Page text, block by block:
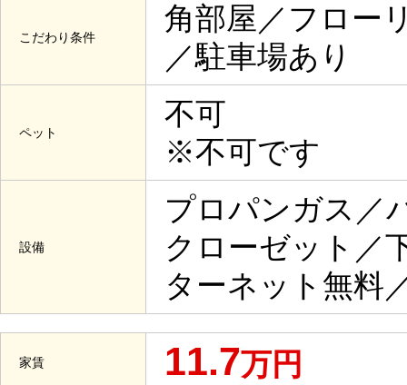
こだわり条件
角部屋／フロー
／駐車場あり
ペット
不可
※不可です
設備
プロパンガス／
クローゼット／
ターネット無料
家賃 11.7万円